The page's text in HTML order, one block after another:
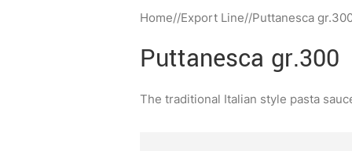
Home/ Export Line/ Puttanesca
Puttanesca gr.300
The traditional Italian style pasta